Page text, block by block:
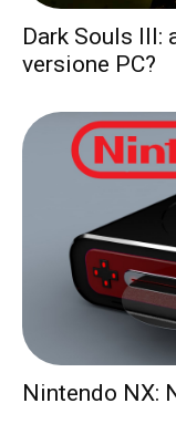
Dark Souls III:
versione PC?
Nintendo NX: